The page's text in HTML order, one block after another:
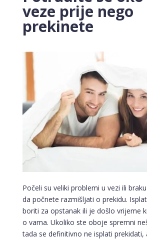
veze prije nego
prekinete
Počeli su veliki problemi u vezi ili
da počnete razmišljati o prekidu.
boriti za opstanak ili je došlo vrijeme
o vama. Ukoliko ste oboje spremni
tada se definitivno ne isplati prekidati,